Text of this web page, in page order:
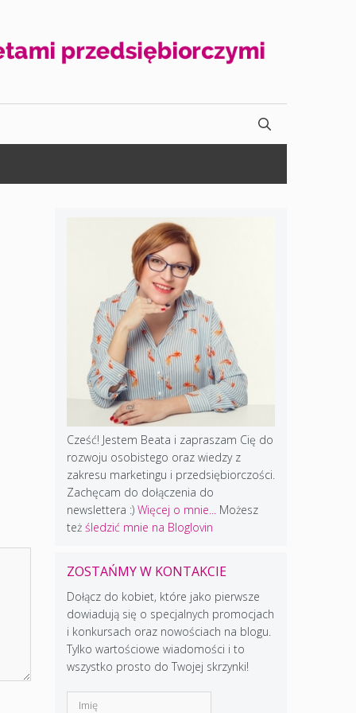
Cześć! Jestem Beata i zapraszam Cię do
rozwoju osobistego oraz wiedzy z
zakresu marketingu i przedsiębiorczości.
Zachęcam do dołączenia do
newslettera :) Więcej o mnie...
Możesz
też śledzić mnie na Bloglovin
ZOSTAŃMY W KONTAKCIE
Dołącz do kobiet, które jako pierwsze
dowiadują się o specjalnych promocjach
i konkursach oraz nowościach na blogu.
Tylko wartościowe wiadomości i to
wszystko prosto do Twojej skrzynki!